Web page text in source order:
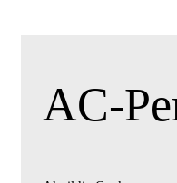
AC-